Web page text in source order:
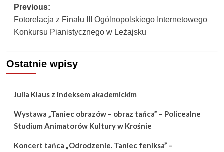
Post
navigation
Previous:
Fotorelacja z Finału III Ogólnopolskiego Internetowego
Konkursu Pianistycznego w Leżajsku
Ostatnie wpisy
Julia Klaus z indeksem akademickim
Wystawa „Taniec obrazów – obraz tańca” – Policealne
Studium Animatorów Kultury w Krośnie
Koncert tańca „Odrodzenie. Taniec feniksa” –